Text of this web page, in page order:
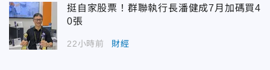
挺自家股票！群聯執行長潘健成7月加碼買4
0張
22小時前 財經